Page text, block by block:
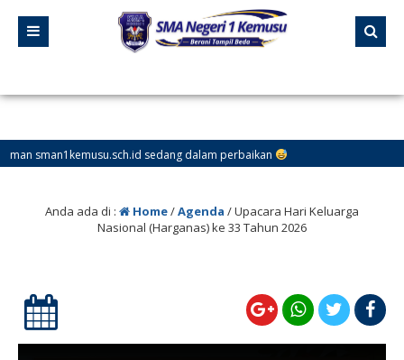
sedang dalam perbaikan
Anda ada di : Home/Agenda /Upacara Hari Keluarga
Nasional (Harganas) ke 33 Tahun 2026